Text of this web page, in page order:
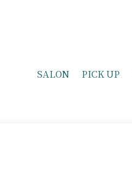
SALON PICK UP